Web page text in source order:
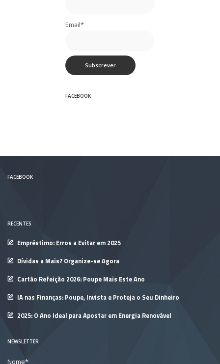
Email*
FACEBOOK
FACEBOOK
RECENTES
Empréstimo: Erros a Evitar em 2025
Dívidas a Mais? Organize-se Agora
Cartão Refeição 2026: Poupe Mais Este Ano
IA nas Finanças: Poupe, Invista e Proteja o Seu Dinheiro
2025: O Ano Ideal para Apostar em Energia Renovável
NEWSLETTER
Nome*